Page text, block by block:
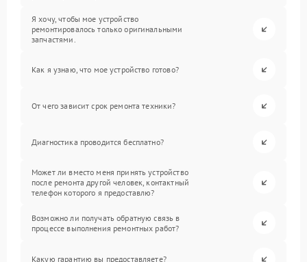
Я хочу, чтобы мое устройство
ремонтировалось только оригинальными
запчастями.
Как я узнаю, что мое устройство готово?
От чего зависит срок ремонта техники?
Диагностика проводится бесплатно?
Может ли вместо меня принять устройство
после ремонта другой человек, контактный
телефон которого я предоставлю?
Возможно ли получать обратную связь в
процессе выполнения ремонтных работ?
Какую гарантию вы предоставляете?